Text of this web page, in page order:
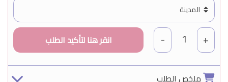
+
1
-
ملخص الطلب